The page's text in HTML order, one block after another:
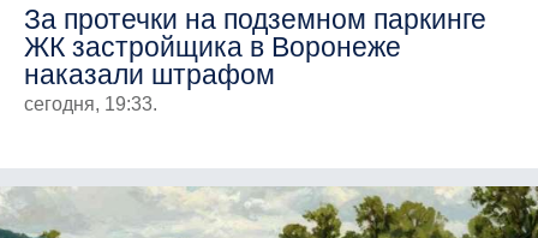
За протечки на подземном паркинге
ЖК застройщика в Воронеже
наказали штрафом
сегодня, 19:33.